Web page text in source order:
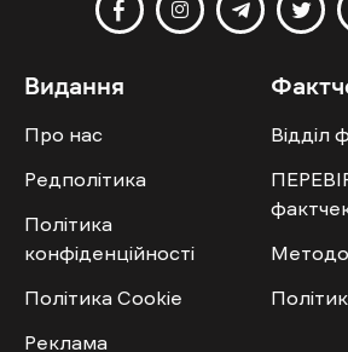
Видання
Про нас
Редполітика
Політика
конфіденційності
Політика Cookie
Реклама
Відділ